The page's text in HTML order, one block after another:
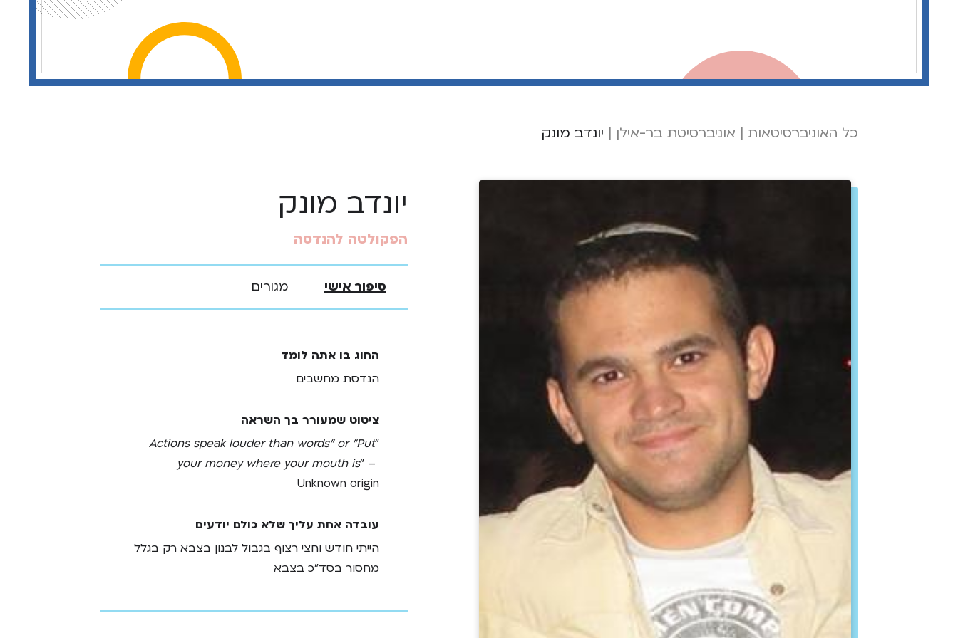
כל האוניברסיטאות | אוניברסיטת בר-אילן | יונדב מונק
יונדב מונק
הפקולטה להנדסה
סיפור אישי מגורים
החוג בו אתה לומד
הנדסת מחשבים
ציטוט שמעורר בך השראה
"
Actions speak louder than words" or "Put
your money where your mouth is" –
Unknown origin
עובדה אחת עליך שלא כולם יודעים
הייתי חודש וחצי רצוף בגבול לבנון בצבא רק בגלל
מחסור בסד"כ בצבא
מדוע לדעתך תהיה מנהיג שוליך טוב